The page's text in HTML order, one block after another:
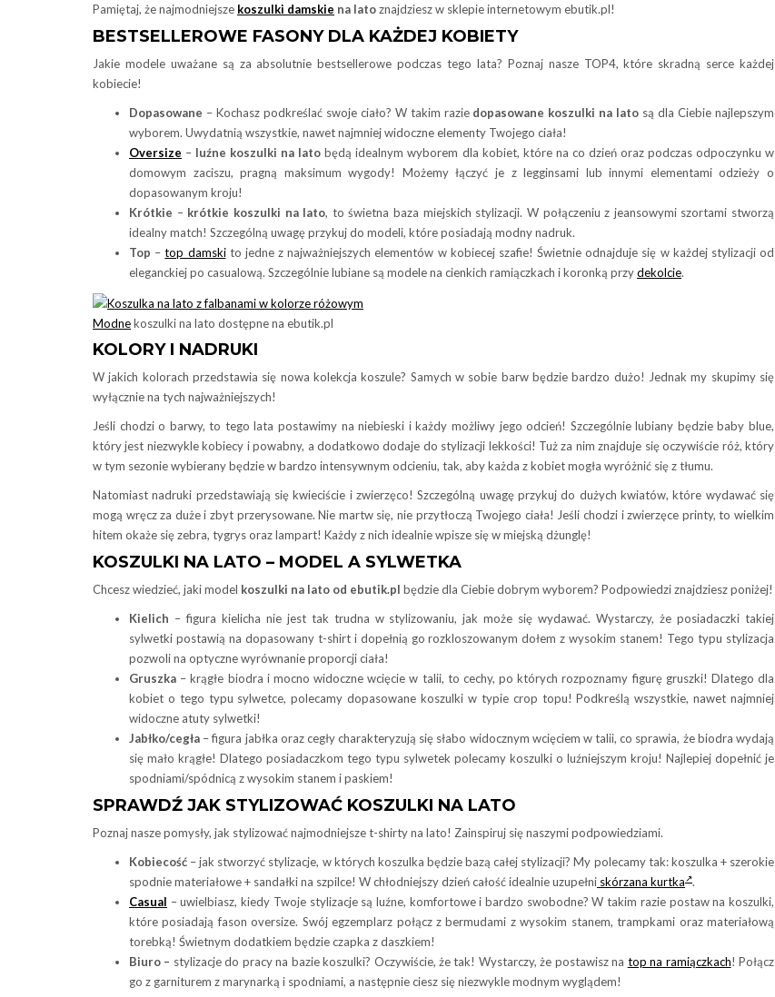
Pamiętaj, że najmodniejsze koszulki damskie na latoznajdziesz w sklepie internetowym ebutik.pl!
BESTSELLEROWE FASONY DLA KAŻDEJ KOBIETY
Jakie modele uważane są za absolutnie bestsellerowe podczas tego lata? Poznaj nasze TOP4, które skradną serce każdej
kobiecie!
Dopasowane – Kochasz podkreślać swoje ciało? W takim razie dopasowane koszulki na lato są dla Ciebie najlepszym
wyborem. Uwydatnią wszystkie, nawet najmniej widoczne elementy Twojego ciała!
Oversize – luźne koszulki na lato będą idealnym wyborem dla kobiet, które na co dzień oraz podczas odpoczynku w
domowym zaciszu, pragną maksimum wygody! Możemy łączyć je z legginsami lub innymi elementami odzieży o
dopasowanym kroju!
Krótkie – krótkie koszulki na lato, to świetna baza miejskich stylizacji. W połączeniu z jeansowymi szortami stworzą
idealny match! Szczególną uwagę przykuj do modeli, które posiadają modny nadruk.
Top –top damskito jedne z najważniejszych elementów w kobiecej szafie! Świetnie odnajduje się w każdej stylizacji od
eleganckiej po casualową. Szczególnie lubiane są modele na cienkich ramiączkach i koronką przydekolcie.
Modnekoszulki na lato dostępne na ebutik.pl
KOLORY I NADRUKI
W jakich kolorach przedstawia się nowa kolekcja koszule? Samych w sobie barw będzie bardzo dużo! Jednak my skupimy się
wyłącznie na tych najważniejszych!
Jeśli chodzi o barwy, to tego lata postawimy na niebieski i każdy możliwy jego odcień! Szczególnie lubiany będzie baby blue,
który jest niezwykle kobiecy i powabny, a dodatkowo dodaje do stylizacji lekkości! Tuż za nim znajduje się oczywiście róż, który
w tym sezonie wybierany będzie w bardzo intensywnym odcieniu, tak, aby każda z kobiet mogła wyróżnić się z tłumu.
Natomiast nadruki przedstawiają się kwieciście i zwierzęco! Szczególną uwagę przykuj do dużych kwiatów, które wydawać się
mogą wręcz za duże i zbyt przerysowane. Nie martw się, nie przytłoczą Twojego ciała! Jeśli chodzi i zwierzęce printy, to wielkim
hitem okaże się zebra, tygrys oraz lampart! Każdy z nich idealnie wpisze się w miejską dżunglę!
KOSZULKI NA LATO – MODEL A SYLWETKA
Chcesz wiedzieć, jaki model koszulki na lato od ebutik.pl będzie dla Ciebie dobrym wyborem? Podpowiedzi znajdziesz poniżej!
Kielich – figura kielicha nie jest tak trudna w stylizowaniu, jak może się wydawać. Wystarczy, że posiadaczki takiej
sylwetki postawią na dopasowany t-shirt i dopełnią go rozkloszowanym dołem z wysokim stanem! Tego typu stylizacja
pozwoli na optyczne wyrównanie proporcji ciała!
Gruszka – krągłe biodra i mocno widoczne wcięcie w talii, to cechy, po których rozpoznamy figurę gruszki! Dlatego dla
kobiet o tego typu sylwetce, polecamy dopasowane koszulki w typie crop topu! Podkreślą wszystkie, nawet najmniej
widoczne atuty sylwetki!
Jabłko/cegła – figura jabłka oraz cegły charakteryzują się słabo widocznym wcięciem w talii, co sprawia, że biodra wydają
się mało krągłe! Dlatego posiadaczkom tego typu sylwetek polecamy koszulki o luźniejszym kroju! Najlepiej dopełnić je
spodniami/spódnicą z wysokim stanem i paskiem!
SPRAWDŹ JAK STYLIZOWAĆ KOSZULKI NA LATO
Poznaj nasze pomysły, jak stylizować najmodniejsze t-shirty na lato! Zainspiruj się naszymi podpowiedziami.
Kobiecość – jak stworzyć stylizacje, w których koszulka będzie bazą całej stylizacji? My polecamy tak: koszulka + szerokie
spodnie materiałowe + sandałki na szpilce! W chłodniejszy dzień całość idealnie uzupełni skórzana kurtka .
Casual – uwielbiasz, kiedy Twoje stylizacje są luźne, komfortowe i bardzo swobodne? W takim razie postaw na koszulki,
które posiadają fason oversize. Swój egzemplarz połącz z bermudami z wysokim stanem, trampkami oraz materiałową
torebką! Świetnym dodatkiem będzie czapka z daszkiem!
Biuro – stylizacje do pracy na bazie koszulki? Oczywiście, że tak! Wystarczy, że postawisz na top na ramiączkach! Połącz
go z garniturem z marynarką i spodniami, a następnie ciesz się niezwykle modnym wyglądem!